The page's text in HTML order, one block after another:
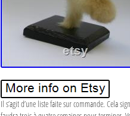
Il s’agit d’une liste faite sur commande. Cela